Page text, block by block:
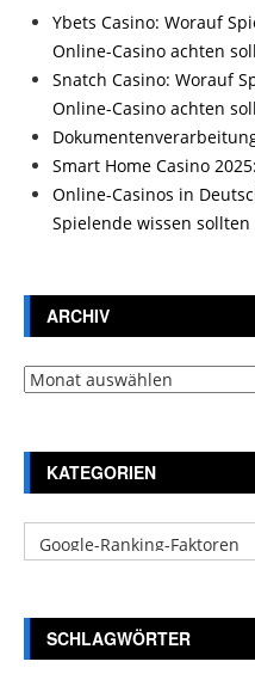
Ybets Casino: Worauf
Online-Casino achten
Snatch Casino: Worauf
Online-Casino achten
Smart Home Casino
Online-Casinos in
Spielende wissen sollten
ARCHIV
Archiv
KATEGORIEN
Kategorien
SCHLAGWÖRTER